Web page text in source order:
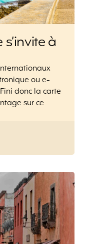
à
ou e-
donc la carte
sur ce